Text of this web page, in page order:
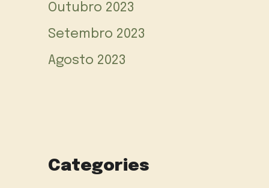
Outubro 2023
Setembro 2023
Agosto 2023
Categories